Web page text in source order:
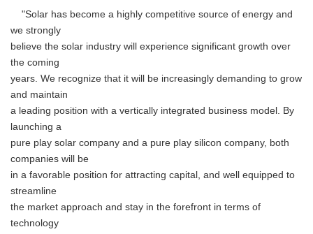
"Solar has become a highly competitive source of energy and
we strongly
believe the solar industry will experience significant growth over
the coming
years. We recognize that it will be increasingly demanding to grow
and maintain
a leading position with a vertically integrated business model. By
launching a
pure play solar company and a pure play silicon company, both
companies will be
in a favorable position for attracting capital, and well equipped to
streamline
the market approach and stay in the forefront in terms of
technology